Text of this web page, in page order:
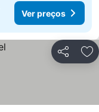
Ver preços
Partilhar